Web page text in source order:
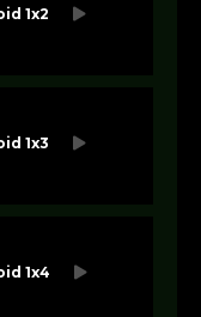
1x2
1x3
1x4